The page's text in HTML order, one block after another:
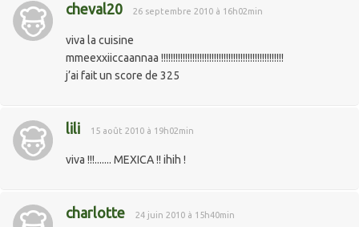
cheval20 26 septembre 2010 à 16h02min
viva la cuisine
mmeexxiiccaannaa !!!!!!!!!!!!!!!!!!!!!!!!!!!!!!!!!!!!!!!!!!!!!!!!!!!
j’ai fait un score de 325
lili 15 août 2010 à 19h02min
viva !!!....... MEXICA !! ihih !
charlotte 24 juin 2010 à 15h40min